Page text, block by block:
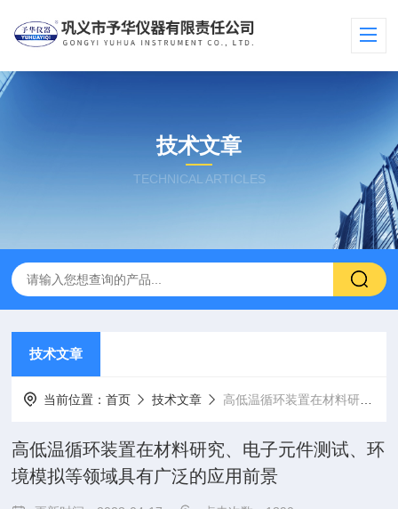
技术文章
TECHNICAL ARTICLES
技术文章
当前位置：首页 技术文章 高低温循环装置在材料研究、电子元件测试、环境模拟等领域具有广泛的应用前景
高低温循环装置在材料研究、电子元件测试、环
境模拟等领域具有广泛的应用前景